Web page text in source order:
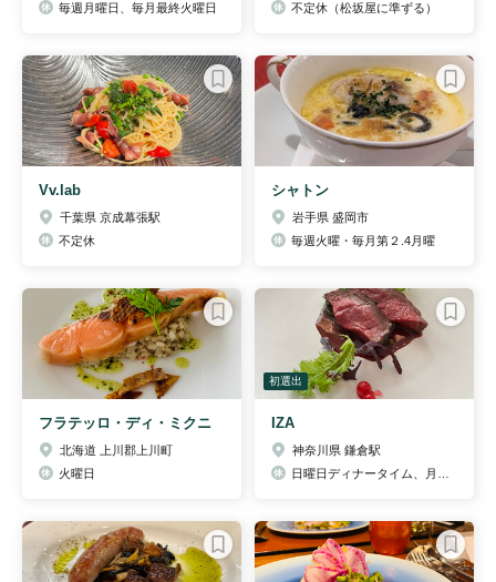
毎週月曜日、毎月最終火曜日
不定休（松坂屋に準ずる）
Vv.lab
千葉県 京成幕張駅
不定休
シャトン
岩手県 盛岡市
毎週火曜・毎月第２.4月曜
フラテッロ・ディ・ミクニ
北海道 上川郡上川町
火曜日
初選出
IZA
神奈川県 鎌倉駅